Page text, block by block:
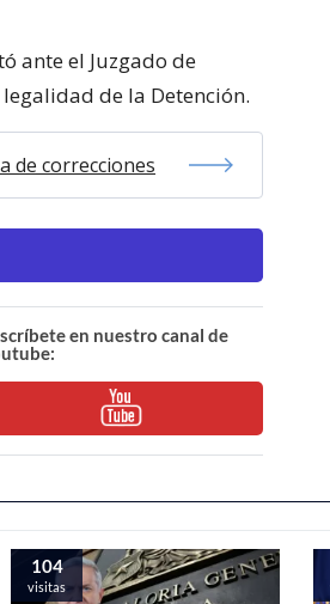
ante el Juzgado de
de la Detención.
de correcciones
en nuestro canal de
104
visitas